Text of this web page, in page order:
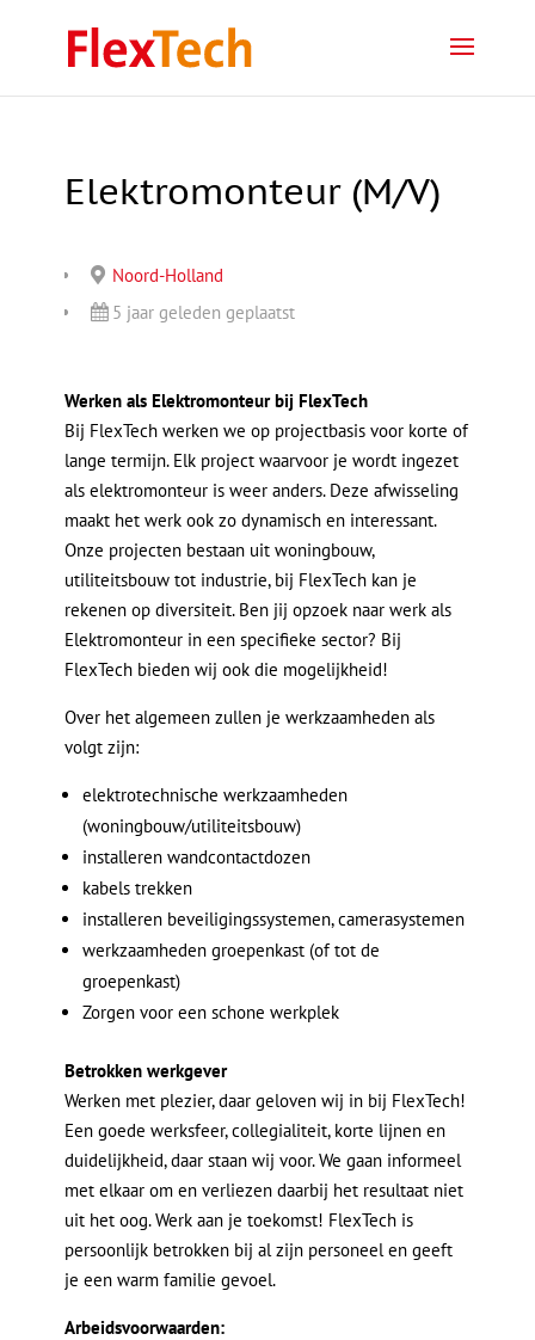
Elektromonteur (M/V)
Noord-Holland
5 jaar geleden geplaatst
Werken als Elektromonteur bij FlexTech
Bij FlexTech werken we op projectbasis voor korte of
lange termijn. Elk project waarvoor je wordt ingezet
als elektromonteur is weer anders. Deze afwisseling
maakt het werk ook zo dynamisch en interessant.
Onze projecten bestaan uit woningbouw,
utiliteitsbouw tot industrie, bij FlexTech kan je
rekenen op diversiteit. Ben jij opzoek naar werk als
Elektromonteur in een specifieke sector? Bij
FlexTech bieden wij ook die mogelijkheid!
Over het algemeen zullen je werkzaamheden als
volgt zijn:
elektrotechnische werkzaamheden
(woningbouw/utiliteitsbouw)
installeren wandcontactdozen
kabels trekken
installeren beveiligingssystemen, camerasystemen
werkzaamheden groepenkast (of tot de
groepenkast)
Zorgen voor een schone werkplek
Betrokken werkgever
Werken met plezier, daar geloven wij in bij FlexTech!
Een goede werksfeer, collegialiteit, korte lijnen en
duidelijkheid, daar staan wij voor. We gaan informeel
met elkaar om en verliezen daarbij het resultaat niet
uit het oog. Werk aan je toekomst! FlexTech is
persoonlijk betrokken bij al zijn personeel en geeft
je een warm familie gevoel.
Arbeidsvoorwaarden: